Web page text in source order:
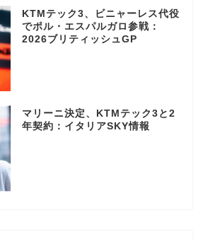
KTMテック3、ビニャーレス代役
でポル・エスパルガロ参戦：
2026ブリティッシュGP
マリーニ決定、KTMテック3と2
年契約：イタリアSKY情報